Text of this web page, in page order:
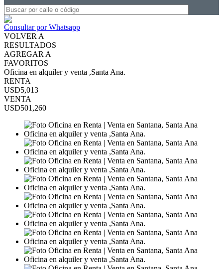
Consultar por Whatsapp
VOLVER A
RESULTADOS
AGREGAR A
FAVORITOS
Oficina en alquiler y venta ,Santa Ana.
RENTA
USD5,013
VENTA
USD501,260